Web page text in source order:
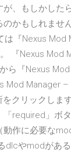
、もしかした
かもしれませ
は『Nexus Mod
『Nexus Mod
ら『Nexus
Mod Manager –
クリックしま
required」ボ
動作に必要な
dlcやmodがあ